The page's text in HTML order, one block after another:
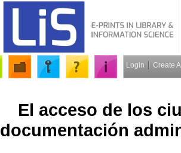
Login Create
El acceso de los
documentación